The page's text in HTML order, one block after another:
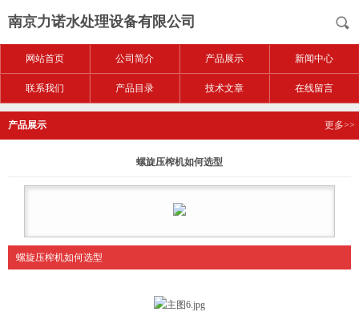
南京力诺水处理设备有限公司
网站首页 公司简介 产品展示 新闻中心
联系我们 产品目录 技术文章 在线留言
产品展示 更多>>
螺旋压榨机如何选型
螺旋压榨机如何选型